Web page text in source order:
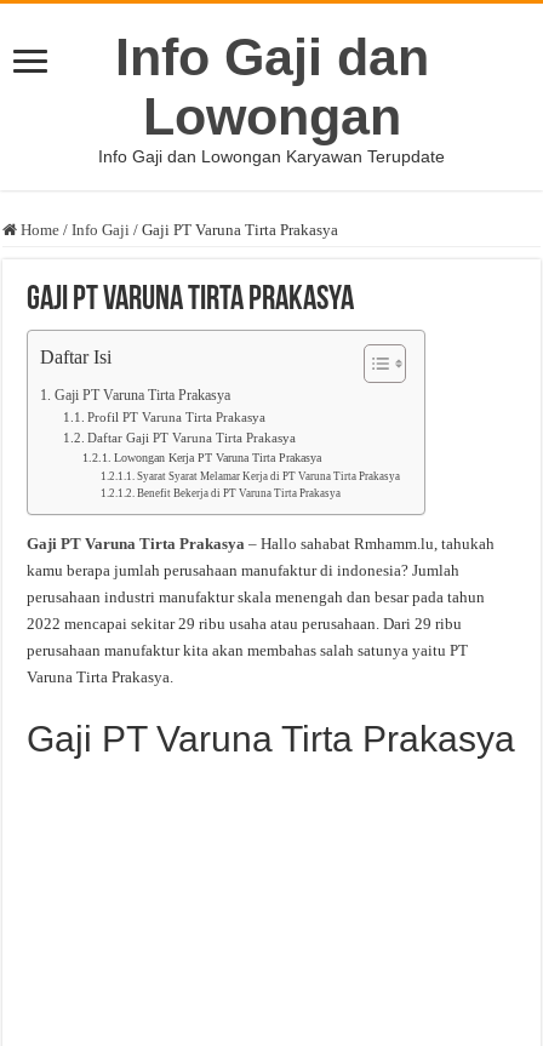
Info Gaji dan
Lowongan
Info Gaji dan Lowongan Karyawan Terupdate
Home / Info Gaji / Gaji PT Varuna Tirta Prakasya
Gaji PT Varuna Tirta Prakasya
Daftar Isi
Gaji PT Varuna Tirta Prakasya
Profil PT Varuna Tirta Prakasya
Daftar Gaji PT Varuna Tirta Prakasya
Lowongan Kerja PT Varuna Tirta Prakasya
Syarat Syarat Melamar Kerja di PT Varuna Tirta Prakasya
Benefit Bekerja di PT Varuna Tirta Prakasya
Gaji PT Varuna Tirta Prakasya – Hallo sahabat Rmhamm.lu, tahukah
kamu berapa jumlah perusahaan manufaktur di indonesia? Jumlah
perusahaan industri manufaktur skala menengah dan besar pada tahun
2022 mencapai sekitar 29 ribu usaha atau perusahaan. Dari 29 ribu
perusahaan manufaktur kita akan membahas salah satunya yaitu PT
Varuna Tirta Prakasya.
Gaji PT Varuna Tirta Prakasya